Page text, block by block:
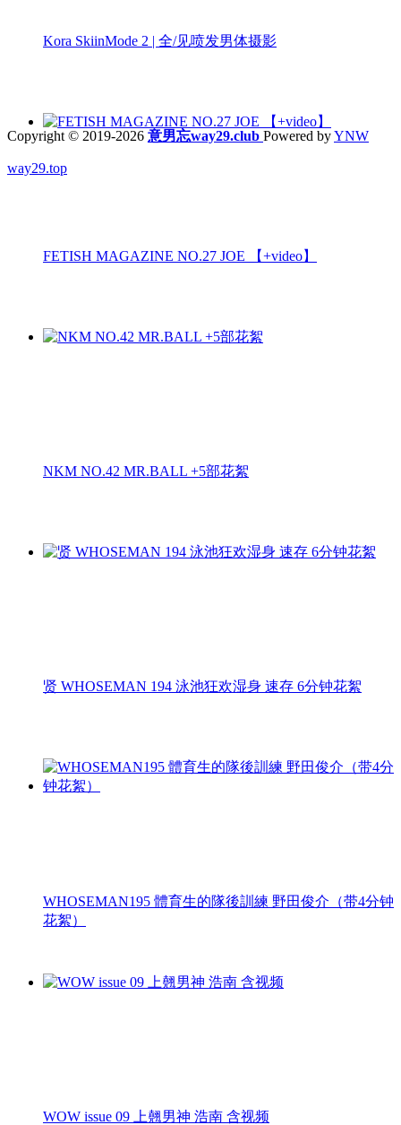
Kora SkiinMode 2 | 全/见喷发男体摄影
FETISH MAGAZINE NO.27 JOE 【+video】
NKM NO.42 MR.BALL +5部花絮
贤 WHOSEMAN 194 泳池狂欢湿身 速存 6分钟花絮
WHOSEMAN195 體育生的隊後訓練 野田俊介（带4分钟
花絮）
WOW issue 09 上翹男神 浩南 含视频
Copyright © 2019-2026 意男忘way29.club Powered byYNW
way29.top